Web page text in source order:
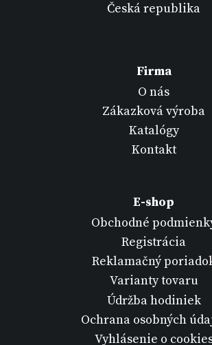
Česká republika
Firma
O nás
Zákazková výroba
Katalógy
Kontakt
E-shop
Obchodné
Registrácia
Reklamačný
Varianty tovaru
Údržba hodiniek
Ochrana osobných
Vyhlásenie o